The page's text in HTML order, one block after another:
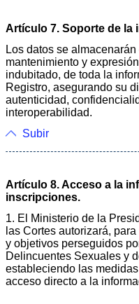
Artículo 7. Soporte de la
Los datos se
mantenimiento y
indubitado, de toda la
Registro, asegurando su
autenticidad,
interoperabilidad.
Subir
Artículo 8. Acceso a la
inscripciones.
1. El Ministerio de la
las Cortes autorizará,
y objetivos perseguidos
Delincuentes Sexuales y
estableciendo las
acceso directo a la